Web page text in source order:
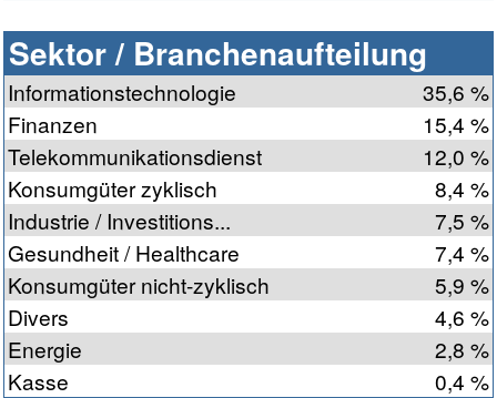
Sektor / Branchenaufteilung
Informationstechnologie
35,6 %
Finanzen
15,4 %
Telekommunikationsdienst
12,0 %
Konsumgüter zyklisch
8,4 %
Industrie / Investitions...
7,5 %
Gesundheit / Healthcare
7,4 %
Konsumgüter nicht-zyklisch
5,9 %
Divers
4,6 %
Energie
2,8 %
Kasse
0,4 %